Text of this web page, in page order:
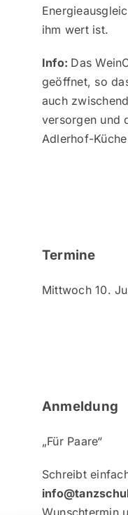
ihm wert ist.
Info: Das
geöffnet, so
auch
versorgen und
Adlerhof-
Termine
Mittwoch 10.
Anmeldung
„Für Paare“
Schreibt
Wunschtermin